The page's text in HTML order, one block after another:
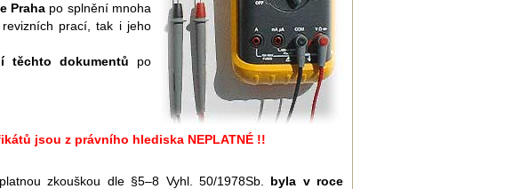
Praha po splnění mnoha
prací, tak i jeho
těchto dokumentů po
jsou z právního hlediska NEPLATNÉ !!
zkouškou dle §5–8 Vyhl. 50/1978Sb. byla v roce